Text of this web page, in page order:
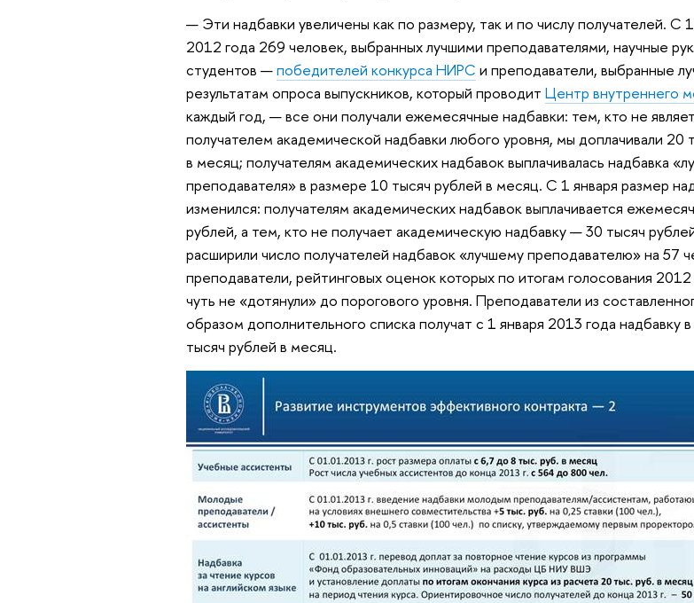
— Эти надбавки увеличены как по размеру, так и по числу получателей. С
2012 года 269 человек, выбранных лучшими преподавателями, научные
студентов —победителей конкурса НИРС и преподаватели, выбранные
результатам опроса выпускников, который проводит Центр внутреннего
каждый год, — все они получали ежемесячные надбавки: тем, кто не
получателем академической надбавки любого уровня, мы доплачивали 20
в месяц; получателям академических надбавок выплачивалась надбавка
преподавателя» в размере 10 тысяч рублей в месяц. С 1 января размер
изменился: получателям академических надбавок выплачивается
рублей, а тем, кто не получает академическую надбавку — 30 тысяч
расширили число получателей надбавок «лучшему преподавателю» на 57
преподаватели, рейтинговых оценок которых по итогам голосования 2012
чуть не «дотянули» до порогового уровня. Преподаватели из
образом дополнительного списка получат с 1 января 2013 года надбавку
тысяч рублей в месяц.